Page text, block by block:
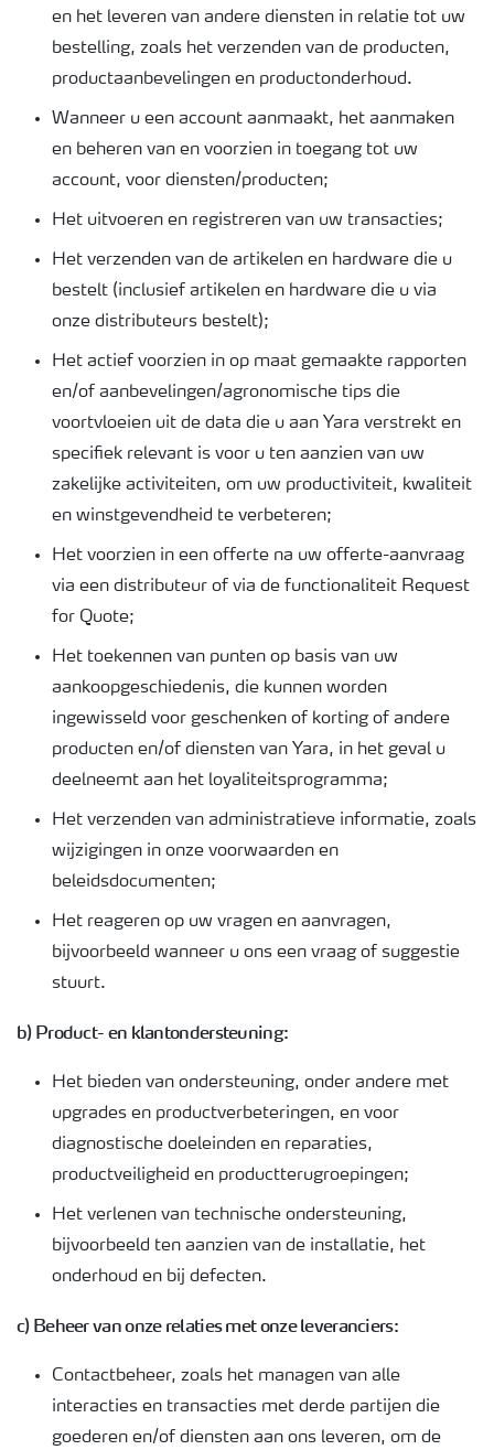
en het leveren van andere diensten in relatie tot uw
bestelling, zoals het verzenden van de producten,
productaanbevelingen en productonderhoud.
Wanneer u een account aanmaakt, het aanmaken
en beheren van en voorzien in toegang tot uw
account, voor diensten/producten;
Het uitvoeren en registreren van uw transacties;
Het verzenden van de artikelen en hardware die u
bestelt (inclusief artikelen en hardware die u via
onze distributeurs bestelt);
Het actief voorzien in op maat gemaakte rapporten
en/of aanbevelingen/agronomische tips die
voortvloeien uit de data die u aan Yara verstrekt en
specifiek relevant is voor u ten aanzien van uw
zakelijke activiteiten, om uw productiviteit, kwaliteit
en winstgevendheid te verbeteren;
Het voorzien in een offerte na uw offerte-aanvraag
via een distributeur of via de functionaliteit Request
for Quote;
Het toekennen van punten op basis van uw
aankoopgeschiedenis, die kunnen worden
ingewisseld voor geschenken of korting of andere
producten en/of diensten van Yara, in het geval u
deelneemt aan het loyaliteitsprogramma;
Het verzenden van administratieve informatie, zoals
wijzigingen in onze voorwaarden en
beleidsdocumenten;
Het reageren op uw vragen en aanvragen,
bijvoorbeeld wanneer u ons een vraag of suggestie
stuurt.
b) Product- en klantondersteuning:
Het bieden van ondersteuning, onder andere met
upgrades en productverbeteringen, en voor
diagnostische doeleinden en reparaties,
productveiligheid en productterugroepingen;
Het verlenen van technische ondersteuning,
bijvoorbeeld ten aanzien van de installatie, het
onderhoud en bij defecten.
c) Beheer van onze relaties met onze leveranciers:
Contactbeheer, zoals het managen van alle
interacties en transacties met derde partijen die
goederen en/of diensten aan ons leveren, om de